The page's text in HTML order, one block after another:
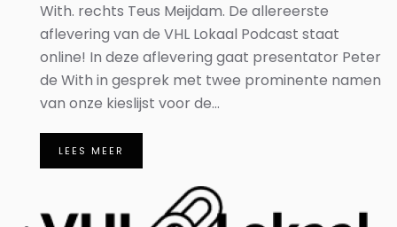
With. rechts Teus Meijdam. De allereerste
aflevering van de VHL Lokaal Podcast staat
online! In deze aflevering gaat presentator Peter
de With in gesprek met twee prominente namen
van onze kieslijst voor de...
LEES MEER